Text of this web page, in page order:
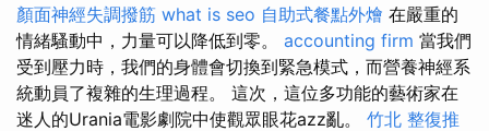
顏面神經失調撥筋 what is seo 自助式餐點外燴 在嚴重的
情緒騷動中，力量可以降低到零。 accounting firm 當我們
受到壓力時，我們的身體會切換到緊急模式，而營養神經系
統動員了複雜的生理過程。 這次，這位多功能的藝術家在
迷人的Urania電影劇院中使觀眾眼花azz亂。 竹北 整復推